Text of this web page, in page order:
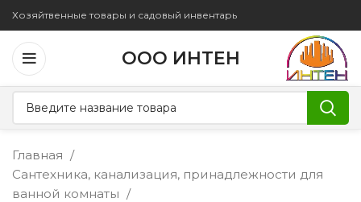
Хозяйтвенные товары и садовый инвентарь
ООО ИНТЕН
Главная
Сантехника, канализация, принадлежности для
ванной комнаты